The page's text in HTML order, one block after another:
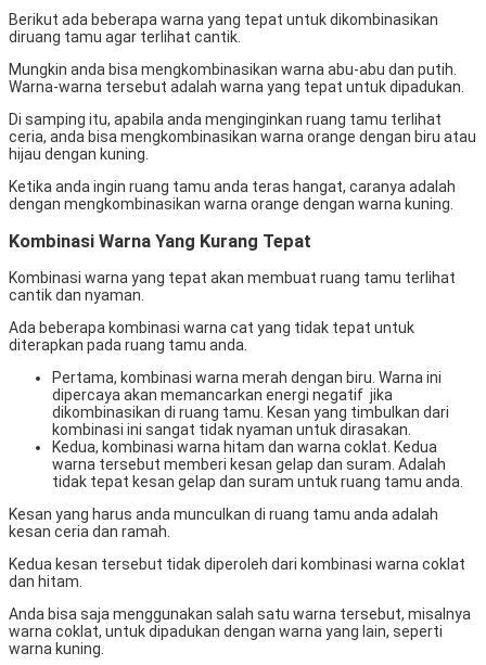
Berikut ada beberapa warna yang tepat untuk dikombinasikan
diruang tamu agar terlihat cantik.
Mungkin anda bisa mengkombinasikan warna abu-abu dan putih.
Warna-warna tersebut adalah warna yang tepat untuk dipadukan.
Di samping itu, apabila anda menginginkan ruang tamu terlihat
ceria, anda bisa mengkombinasikan warna orange dengan biru atau
hijau dengan kuning.
Ketika anda ingin ruang tamu anda teras hangat, caranya adalah
dengan mengkombinasikan warna orange dengan warna kuning.
Kombinasi Warna Yang Kurang Tepat
Kombinasi warna yang tepat akan membuat ruang tamu terlihat
cantik dan nyaman.
Ada beberapa kombinasi warna cat yang tidak tepat untuk
diterapkan pada ruang tamu anda.
Pertama, kombinasi warna merah dengan biru. Warna ini
dipercaya akan memancarkan energi negatif jika
dikombinasikan di ruang tamu. Kesan yang timbulkan dari
kombinasi ini sangat tidak nyaman untuk dirasakan.
Kedua, kombinasi warna hitam dan warna coklat. Kedua
warna tersebut memberi kesan gelap dan suram. Adalah
tidak tepat kesan gelap dan suram untuk ruang tamu anda.
Kesan yang harus anda munculkan di ruang tamu anda adalah
kesan ceria dan ramah.
Kedua kesan tersebut tidak diperoleh dari kombinasi warna coklat
dan hitam.
Anda bisa saja menggunakan salah satu warna tersebut, misalnya
warna coklat, untuk dipadukan dengan warna yang lain, seperti
warna kuning.